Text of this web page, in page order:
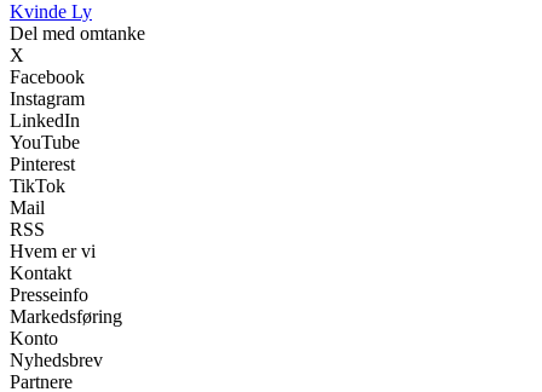
Kvinde Ly
Del med omtanke
X
Facebook
Instagram
LinkedIn
YouTube
Pinterest
TikTok
Mail
RSS
Hvem er vi
Kontakt
Presseinfo
Markedsføring
Konto
Nyhedsbrev
Partnere